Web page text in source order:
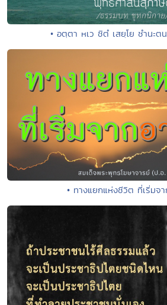
• อตฺตา หเว ชิตํ เสยฺโย ชํานะต
• ทางแยกแห่งชีวิต ที่เริ่มจ